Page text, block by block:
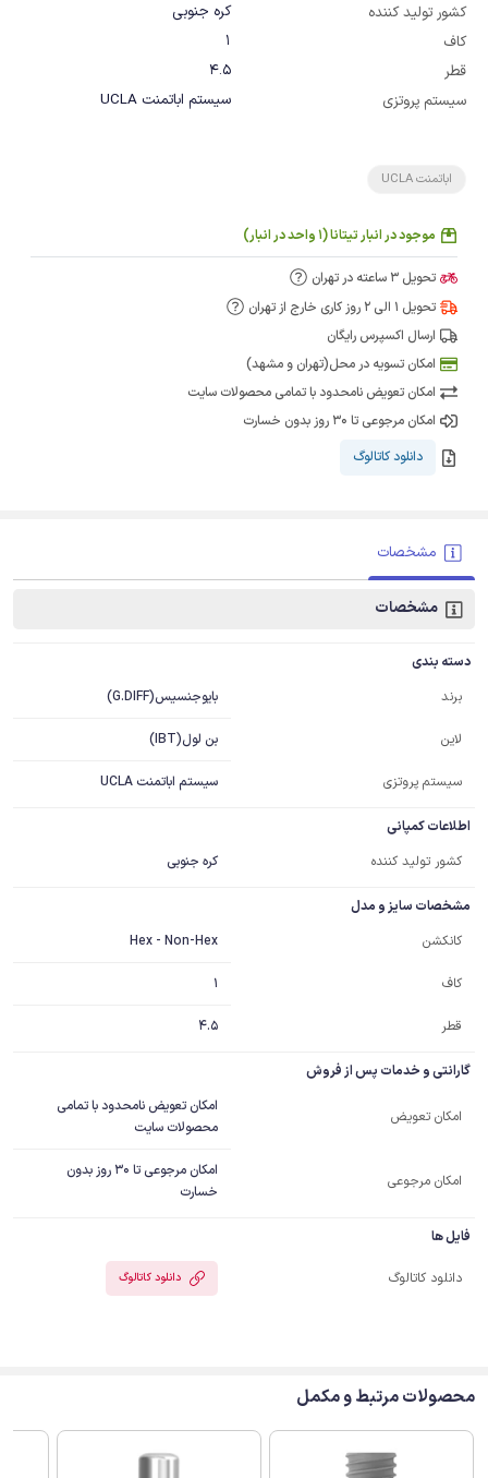
کشور تولید کننده
کره جنوبی
کاف
1
قطر
4.5
سیستم پروتزی
سیستم اباتمنت UCLA
اباتمنت UCLA
موجود در انبار تیتانا (1 واحد در انبار)
تحویل 3 ساعته در تهران
تحویل 1 الی 2 روز کاری خارج از تهران
ارسال اکسپرس رایگان
امکان تسویه در محل(تهران و مشهد)
امکان تعویض نامحدود با تمامی محصولات سایت
امکان مرجوعی تا 30 روز بدون خسارت
دانلود کاتالوگ
مشخصات
مشخصات
دسته بندی
برند
بایوجنسیس(G.DIFF)
لاین بن لول(IBT)
سیستم پروتزی سیستم اباتمنت UCLA
اطلاعات کمپانی
کشور تولید کننده
کره جنوبی
مشخصات سایز و مدل
کانکشن
Hex - Non-Hex
کاف 1
قطر 4.5
گارانتی و خدمات پس از فروش
امکان تعویض
امکان تعویض نامحدود با تمامی
محصولات سایت
امکان مرجوعی
امکان مرجوعی تا 30 روز بدون
خسارت
فایل ها
دانلود کاتالوگ دانلود کاتالوگ
محصولات مرتبط و مکمل